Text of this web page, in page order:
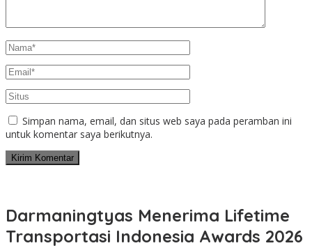
Simpan nama, email, dan situs web saya pada peramban ini
untuk komentar saya berikutnya.
Darmaningtyas Menerima Lifetime
Transportasi Indonesia Awards 2026